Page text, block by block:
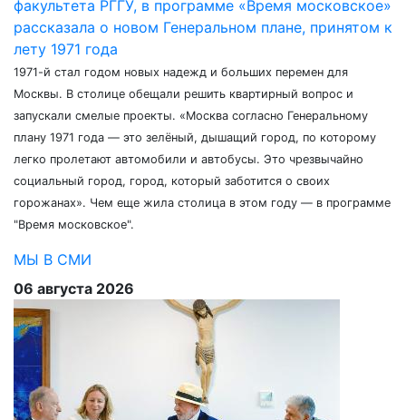
факультета РГГУ, в программе «Время московское»
рассказала о новом Генеральном плане, принятом к
лету 1971 года
1971-й стал годом новых надежд и больших перемен для
Москвы. В столице обещали решить квартирный вопрос и
запускали смелые проекты. «Москва согласно Генеральному
плану 1971 года — это зелёный, дышащий город, по которому
легко пролетают автомобили и автобусы. Это чрезвычайно
социальный город, город, который заботится о своих
горожанах». Чем еще жила столица в этом году — в программе
"Время московское".
МЫ В СМИ
06 августа 2026